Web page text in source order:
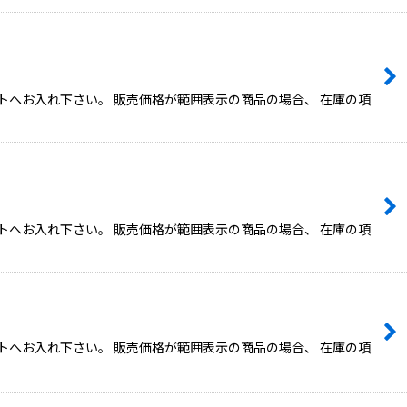
お入れ下さい。 販売価格が範囲表示の商品の場合、 在庫の項
お入れ下さい。 販売価格が範囲表示の商品の場合、 在庫の項
お入れ下さい。 販売価格が範囲表示の商品の場合、 在庫の項